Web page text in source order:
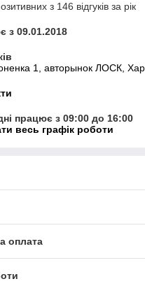
з 146 відгуків за рік
з 09.01.2018
1, авторынок ЛОСК,
працює з 09:00 до 16:00
весь графік роботи
оплата